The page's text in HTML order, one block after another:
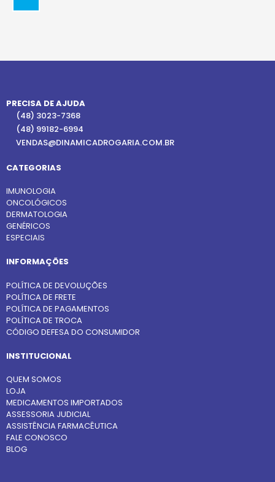
PRECISA DE AJUDA
(48) 3023-7368
(48) 99182-6994
VENDAS@DINAMICADROGARIA.COM.BR
CATEGORIAS
IMUNOLOGIA
ONCOLÓGICOS
DERMATOLOGIA
GENÉRICOS
ESPECIAIS
INFORMAÇÕES
POLÍTICA DE DEVOLUÇÕES
POLÍTICA DE FRETE
POLÍTICA DE PAGAMENTOS
POLÍTICA DE TROCA
CÓDIGO DEFESA DO CONSUMIDOR
INSTITUCIONAL
QUEM SOMOS
LOJA
MEDICAMENTOS IMPORTADOS
ASSESSORIA JUDICIAL
ASSISTÊNCIA FARMACÊUTICA
FALE CONOSCO
BLOG